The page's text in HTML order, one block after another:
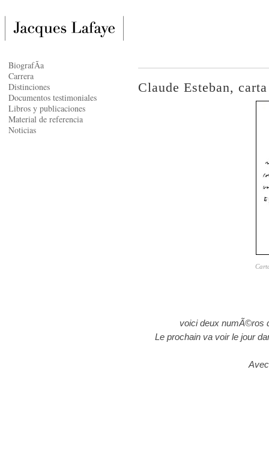
Claude Esteban,
voici deux numÃ©ros
Le prochain va voir le jour
BiografÃ­a
Carrera
Distinciones
Documentos testimoniales
Libros y publicaciones
Material de referencia
Noticias